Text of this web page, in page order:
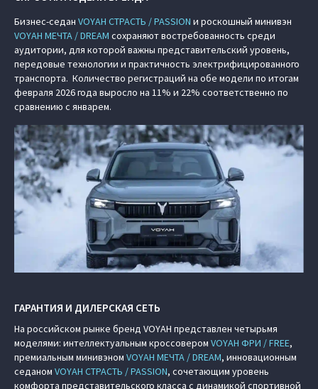
Бизнес-седан VOYAH СТРАСТЬ / PASSION и роскошный минивэн
VOYAH МЕЧТА / DREAM сохраняют востребованность среди
аудитории, для которой важны представительский уровень,
передовые технологии и практичность электрифицированного
транспорта. Количество регистраций на обе модели по итогам
февраля 2026 года выросло на 11% и 22% соответственно по
сравнению с январем.
ГАРАНТИЯ И ДИЛЕРСКАЯ СЕТЬ
На российском рынке бренд VOYAH представлен четырьмя
моделями: интеллектуальным кроссовером VOYAH ФРИ / FREE,
премиальным минивэном VOYAH МЕЧТА / DREAM, инновационным
седаном VOYAH СТРАСТЬ / PASSION, сочетающим уровень
комфорта представительского класса с динамикой спортивной